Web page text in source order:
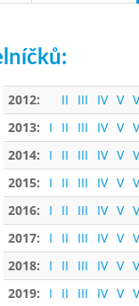
2012: II III IV V
2013:
I II III IV V
2014:
I II III IV V
2015:
I II III IV V
2016:
I II III IV V
2017:
I II III IV V
2018:
I II III IV V
2019:
I II III IV V